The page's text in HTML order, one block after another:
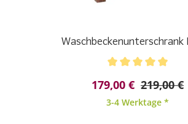
Waschbeckenunterschrank
179,00 € 219,00 €
3-4 Werktage *